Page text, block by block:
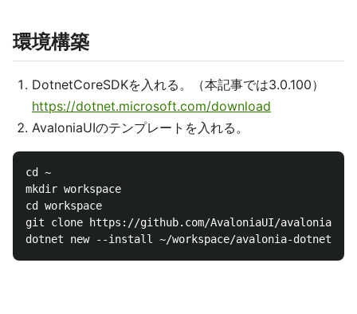
環境構築
DotnetCoreSDKを入れる。（本記事では3.0.100）
https://dotnet.microsoft.com/download
AvaloniaUIのテンプレートを入れる。
cd ~
mkdir workspace
cd workspace
git clone https://github.com/AvaloniaUI/avalonia-